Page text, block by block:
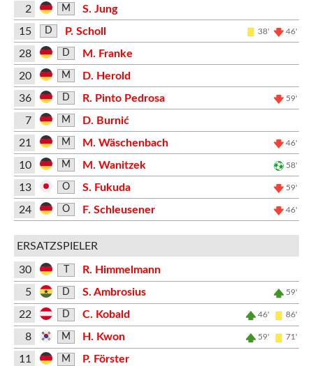
2
M
S. Jung
15
D P. Scholl 38' 46'
28 D
M. Franke
20
M
D. Herold
36
D R. Pinto Pedrosa 59'
7 M
D. Burnić
21
M M. Wäschenbach 46'
10 M M. Wanitzek 58'
13 O S. Fukuda 59'
24 O F. Schleusener 46'
ERSATZSPIELER
30
R. Himmelmann
5
D S. Ambrosius 59'
22 D C. Kobald 46' 86'
8 M H. Kwon 59' 71'
11 M P. Förster